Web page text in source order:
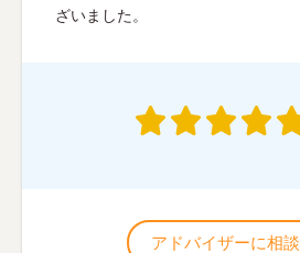
ざいました。
アドバイザーに相